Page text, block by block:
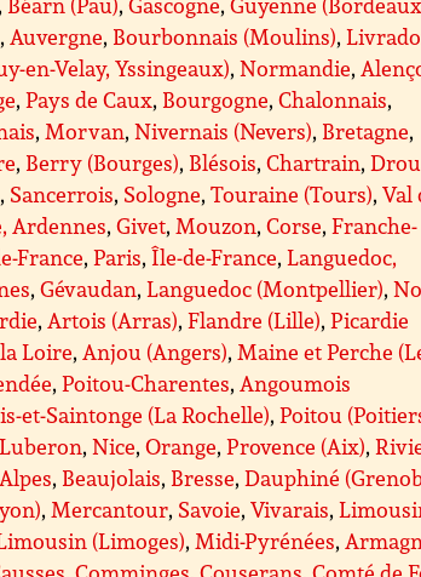
, Auvergne, Bourbonnais (Moulins),
en-Velay, Yssingeaux),Normandie,
,Pays de Caux, Bourgogne,Chalonnais,
, Morvan,Nivernais (Nevers), Bretagne,
, Berry (Bourges), Blésois,Chartrain,
, Sancerrois, Sologne,Touraine (Tours),Val
Ardennes,Givet, Mouzon,Corse,Franche-
France,Paris,Île-de-France,Languedoc,
,Gévaudan,Languedoc (Montpellier),
, Artois (Arras),Flandre (Lille),Picardie
Loire, Anjou (Angers), Maine et Perche
,Poitou-Charentes, Angoumois
et-Saintonge (La Rochelle),Poitou
Luberon,Nice,Orange,Provence (Aix),
, Beaujolais, Bresse,Dauphiné
, Mercantour, Savoie,Vivarais,
(Limoges), Midi-Pyrénées,